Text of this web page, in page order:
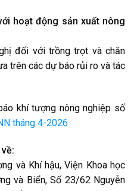
hoạt động sản xuất nông
đối với trồng trọt và chăn
trên các dự báo rủi ro và tác
khí tượng nông nghiệp số
tháng 4-2026
và Khí hậu, Viện Khoa học
và Biển, Số 23/62 Nguyễn